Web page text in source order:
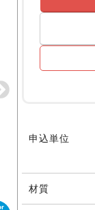
申込単位
材質